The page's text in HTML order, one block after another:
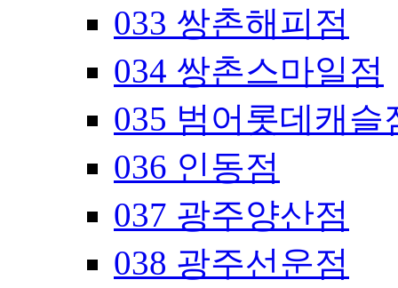
033 쌍촌해피점
034 쌍촌스마일점
035 범어롯데캐슬
036 인동점
037 광주양산점
038 광주선운점